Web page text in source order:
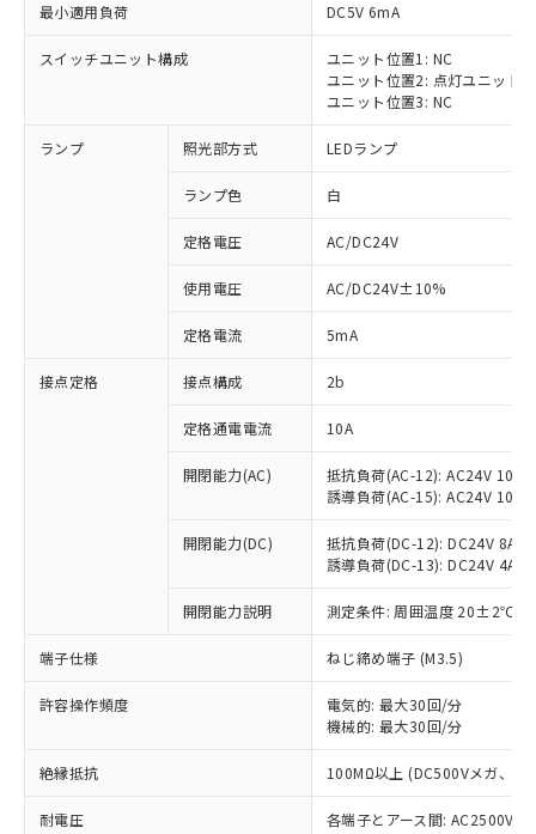
最小適用負荷 DC5V 6mA
スイッチユニット構成
ユニット位置1: NC
ユニット位置2: 点灯ユニット
ユニット位置3: NC
ランプ 照光部方式 LEDランプ
ランプ色 白
定格電圧 AC/DC24V
使用電圧 AC/DC24V±10%
定格電流 5mA
接点定格 接点構成 2b
定格通電電流 10A
開閉能力(AC)
抵抗負荷(AC-12): AC24V 10A/
誘導負荷(AC-15): AC24V
開閉能力(DC)
抵抗負荷(DC-12): DC24V 8A/
誘導負荷(DC-13): DC24V 4A/
開閉能力説明 測定条件: 周囲温度 20±2℃、
端子仕様 ねじ締め端子 (M3.5)
許容操作頻度
電気的: 最大30回/分
機械的: 最大30回/分
絶縁抵抗 100MΩ以上 (DC500Vメガ、点
耐電圧
各端子とアース間: AC2500V
ご利用条件
以下の条件をお読みいただき、同意のうえ
本サービスは、当社制御機器事業取扱
商品の当社在庫状況および標準価格
(税抜)を提供させていただくもので
当社制御機器事業取扱商品の中には、
本サービスの対象外となる商品もある
ことをご了承ください。
在庫状況および標準価格照会結果は、
記載している更新日時点での社内デー
タに基づき作成されるものであり、閲
覧された時点での実際の在庫および標
準価格とは異なる場合があることをご
対応済み：EU RoHS指令（10物質）の
非含有に対応した製品が提供可能な商品で
対応予定：EU RoHS指令（10物質）の非含
有に対応した製品に切り替える予定のある
対応予定なし：EU RoHS指令（10物質）の
非含有に非対応の商品で、対応品を出す予
調査・確認中：EU RoHS指令（10物質）の
非含有の対応状況を調査中または確認中の
非該当品：ライセンス料など無形物で、有
害物質有無と関係のない商品です。
仕入先様の事情により、非含有部品として
いたものが、含有品と判明した場合などや
むを得ず変更することがあります。
*EU RoHS指令（10物質）：
鉛(Pb) 1000ppm以下、 水銀(Hg) 1000ppm以下、 カド
六価クロム(Cr(Ⅵ)) 1000ppm以下、ポリ臭化ビフェニル
※1 中国RoHS○×表
「○」：最大均質材料含有率が中国RoHSの
基準値以下であることを示します。
「×」：最大均質材料含有率が中国RoHSの
基準値を超えていることを示します。
「－」：未確認です。当社販売部門へお問
*中国RoHS10物質の基準値 (GB/T26572)：
当社は、これら貴社製品のうち、外国
為替および外国貿易法に定める商品
（以下｢規制貨物等」という）を輸出
または国外への提供する場合は、日本
国政府の輸出許可(または役務取引許
可)を取得するなどの必要な手続きを